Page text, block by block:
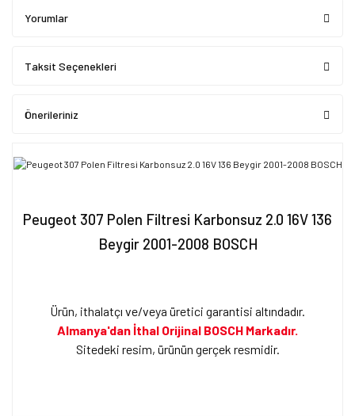
Yorumlar
Taksit Seçenekleri
Önerileriniz
Peugeot 307 Polen Filtresi Karbonsuz 2.0 16V 136
Beygir 2001-2008 BOSCH
Ürün, ithalatçı ve/veya üretici garantisi altındadır.
Almanya'dan İthal Orijinal BOSCH Markadır.
Sitedeki resim, ürünün gerçek resmidir.